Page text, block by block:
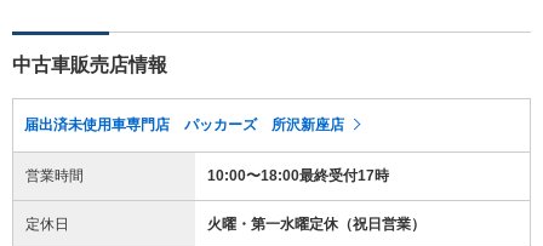
中古車販売店情報
届出済未使用車専門店 パッカーズ 所沢新座店
営業時間 10:00〜18:00最終受付17時
定休日 火曜・第一水曜定休（祝日営業）